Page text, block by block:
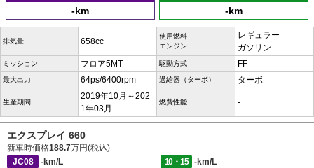
-km -km
排気量 658cc
使用燃料
エンジン
レギュラー
ガソリン
ミッション フロア5MT 駆動方式 FF
最大出力 64ps/6400rpm 過給器（ターボ） ターボ
生産期間
2019年10月～202
1年03月
燃費性能 -
エクスプレイ 660
新車時価格188.7万円(税込)
JC08
-km/L 10・15
-km/L